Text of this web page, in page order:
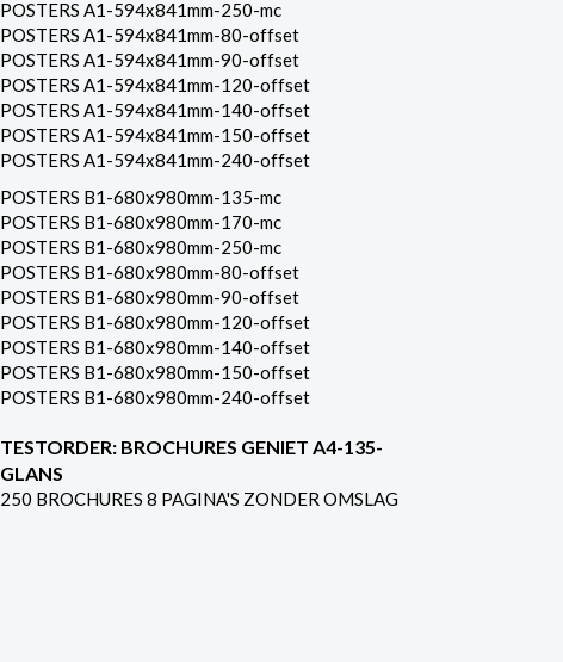
POSTERS A1-594x841mm-250-mc
POSTERS A1-594x841mm-80-offset
POSTERS A1-594x841mm-90-offset
POSTERS A1-594x841mm-120-offset
POSTERS A1-594x841mm-140-offset
POSTERS A1-594x841mm-150-offset
POSTERS A1-594x841mm-240-offset
POSTERS B1-680x980mm-135-mc
POSTERS B1-680x980mm-170-mc
POSTERS B1-680x980mm-250-mc
POSTERS B1-680x980mm-80-offset
POSTERS B1-680x980mm-90-offset
POSTERS B1-680x980mm-120-offset
POSTERS B1-680x980mm-140-offset
POSTERS B1-680x980mm-150-offset
POSTERS B1-680x980mm-240-offset
TESTORDER: BROCHURES GENIET A4-135-
GLANS
250 BROCHURES 8 PAGINA'S ZONDER OMSLAG